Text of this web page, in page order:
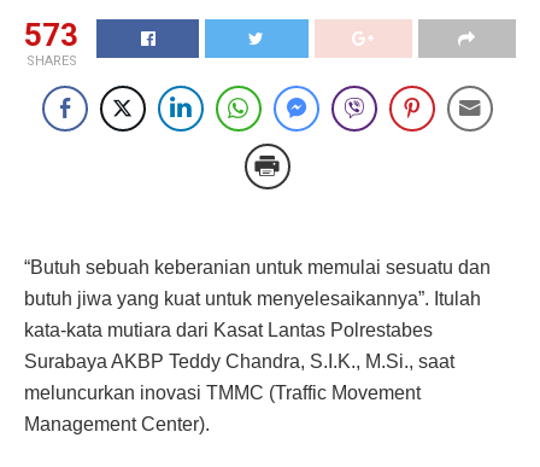
573
SHARES
“Butuh sebuah keberanian untuk memulai sesuatu dan
butuh jiwa yang kuat untuk menyelesaikannya”. Itulah
kata-kata mutiara dari Kasat Lantas Polrestabes
Surabaya AKBP Teddy Chandra, S.I.K., M.Si., saat
meluncurkan inovasi TMMC (Traffic Movement
Management Center).